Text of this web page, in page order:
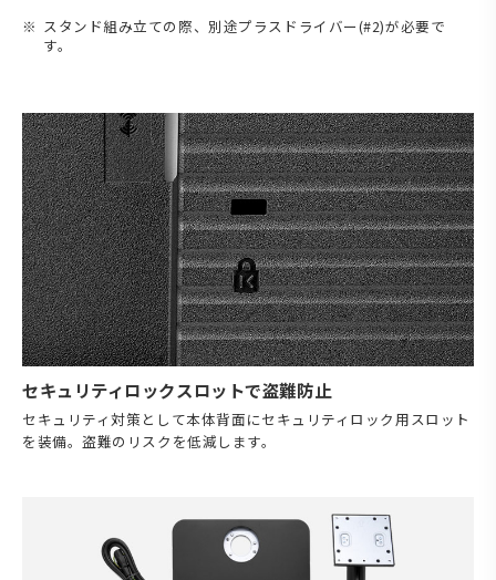
スタンド組み立ての際、別途プラスドライバー(#2)が必要で
す。
セキュリティロックスロットで盗難防止
セキュリティ対策として本体背面にセキュリティロック用スロット
を装備。盗難のリスクを低減します。